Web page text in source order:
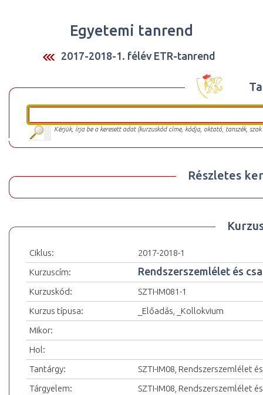
Egyetemi tanrend
2017-2018-1. félév ETR-tanrend
Kérjük, írja be a keresett adat (kurzuskód címe, kódja, oktató, tanszék,
Részletes
Ciklus:
2017-2018-1
Kurzuscím:
Rendszerszemlélet és
Kurzuskód:
SZTI-IM081-1
Kurzus típusa:
_Előadás, _Kollokvium
Mikor:
Hol:
Tantárgy:
SZTI-IM08, Rendszerszemlélet
Tárgyelem:
SZTI-IM08, Rendszerszemlélet